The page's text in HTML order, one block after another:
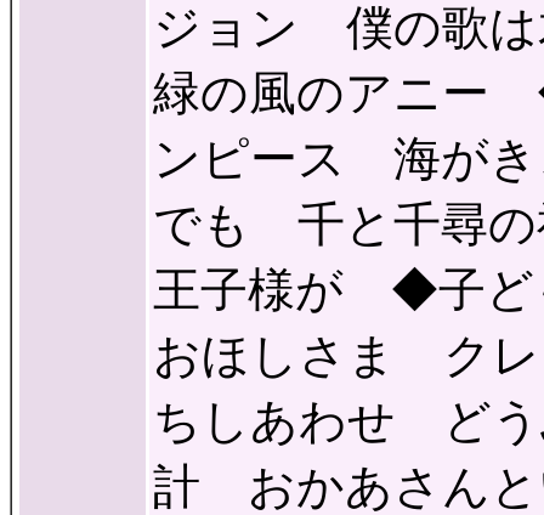
ジョン 僕の歌
緑の風のアニ
ンピース 海が
でも 千と千尋
王子様が ◆子
おほしさま ク
ちしあわせ ど
計 おかあさん